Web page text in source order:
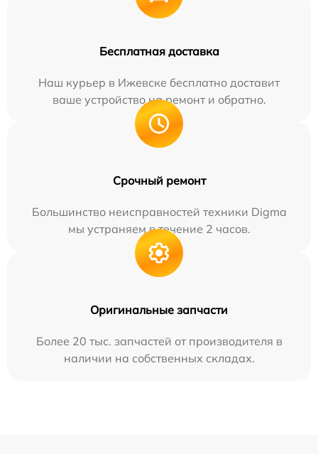
Бесплатная доставка
Наш курьер в Ижевске бесплатно доставит
ваше устройство на ремонт и обратно.
Срочный ремонт
Большинство неисправностей техники Digma
мы устраняем в течение 2 часов.
Оригинальные запчасти
Более 20 тыс. запчастей от производителя в
наличии на собственных складах.